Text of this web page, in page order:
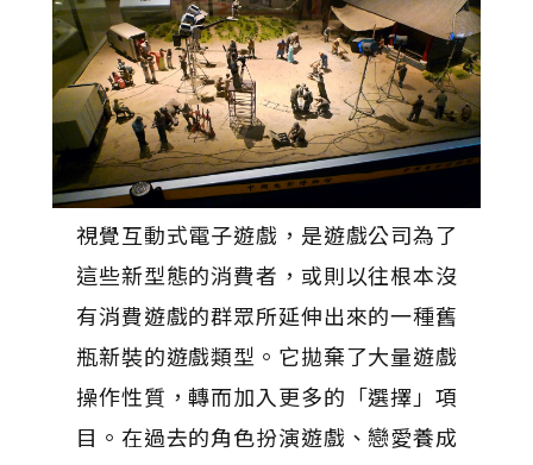
視覺互動式電子遊戲，是遊戲公司為了
這些新型態的消費者，或則以往根本沒
有消費遊戲的群眾所延伸出來的一種舊
瓶新裝的遊戲類型。它拋棄了大量遊戲
操作性質，轉而加入更多的「選擇」項
目。在過去的角色扮演遊戲、戀愛養成